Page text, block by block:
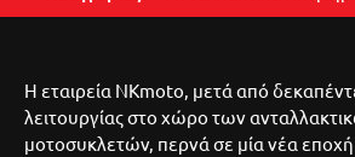
Η εταιρεία NKmoto, μετά από
λειτουργίας στο χώρο των
μοτοσυκλετών, περνά σε μία νέα εποχή